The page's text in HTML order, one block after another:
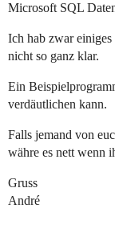
Microsoft SQL
Ich hab zwar
nicht so ganz klar.
Ein
verdäutlichen kann.
Falls jemand von
währe es nett wenn
Gruss
André